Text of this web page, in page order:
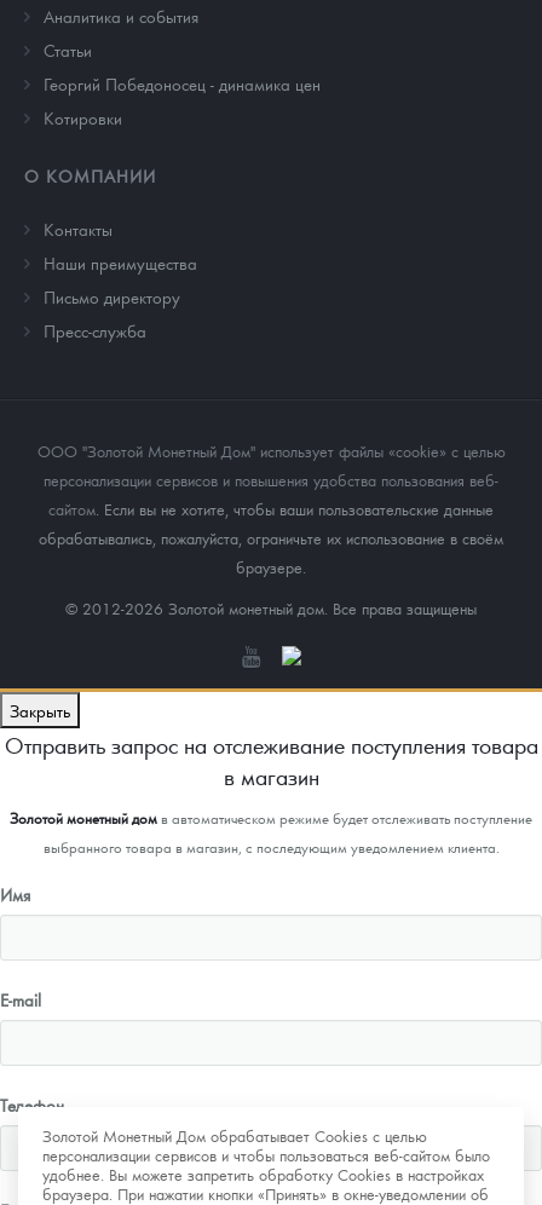
Аналитика и события
Cтатьи
Георгий Победоносец - динамика цен
Котировки
О КОМПАНИИ
Контакты
Наши преимущества
Письмо директору
Пресс-служба
ООО "Золотой Монетный Дом" использует файлы «cookie» с целью
персонализации сервисов и повышения удобства пользования веб-
сайтом . Если вы не хотите, чтобы ваши пользовательские данные
обрабатывались, пожалуйста, ограничьте их использование в своём
браузере.
© 2012-2026 Золотой монетный дом. Все права защищены
Золотой Монетный Дом обрабатывает Cookies с целью
персонализации сервисов и чтобы пользоваться веб-сайтом было
удобнее. Вы можете запретить обработку Cookies в настройках
браузера. При нажатии кнопки «Принять» в окне-уведомлении об
Закрыть
Отправить запрос на отслеживание поступления товара
в магазин
Золотой монетный домв автоматическом режиме будет отслеживать поступление
выбранного товара в магазин, с последующим уведомлением клиента.
Имя
E-mail
Телефон